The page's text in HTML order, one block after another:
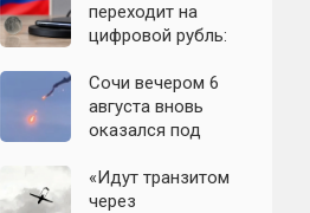
подробности
налёта на
06.08.2026
переходит на
цифровой рубль:
систему сравнили
с моделью СССР
Сочи вечером 6
августа вновь
оказался под
беспилотников
«Идут транзитом
через